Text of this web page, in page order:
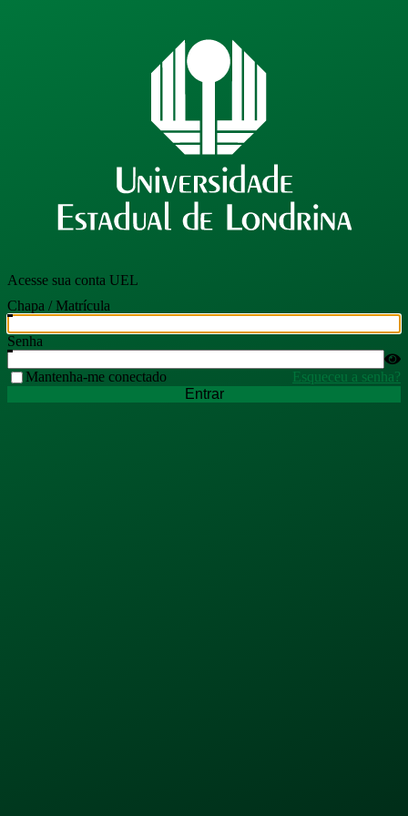
Acesse sua conta UEL
Chapa / Matrícula
Senha
Mantenha-me conectado
Esqueceu a senha?
Entrar